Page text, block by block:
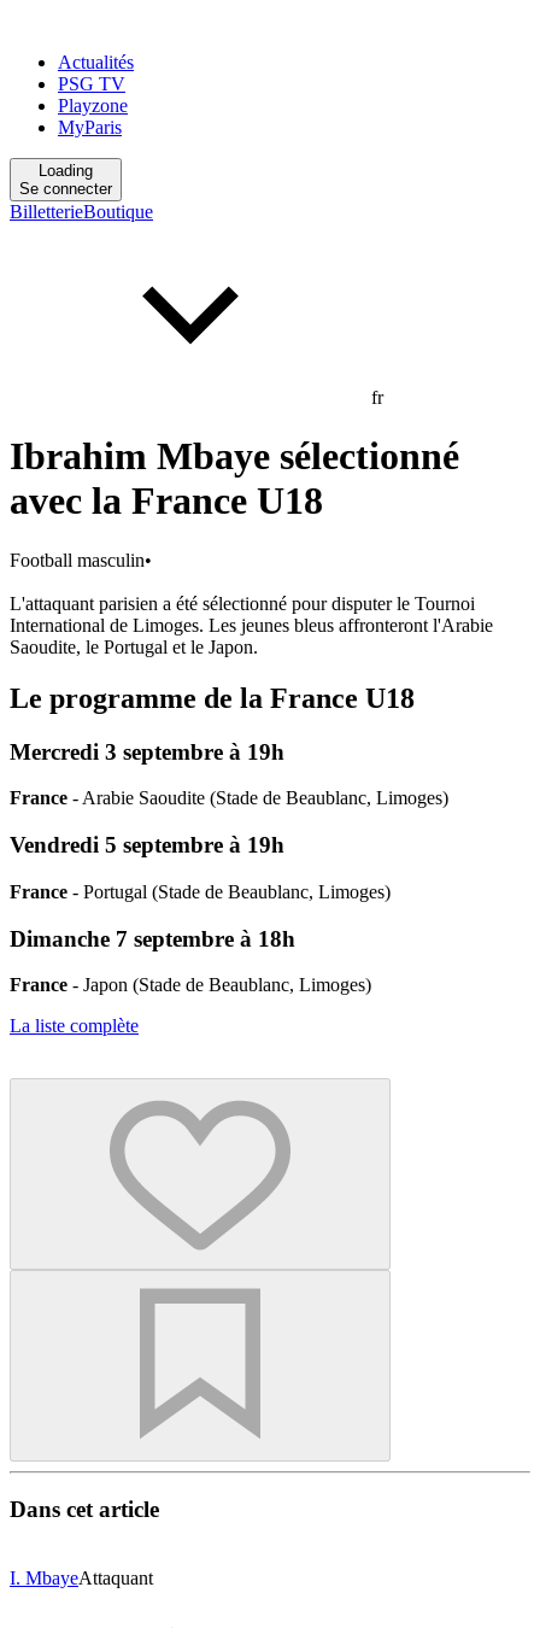
Actualités
PSG TV
Playzone
MyParis
Loading
Se connecter
BilletterieBoutique
fr
Ibrahim Mbaye sélectionné
avec la France U18
Football masculin•
L'attaquant parisien a été sélectionné pour disputer le Tournoi
International de Limoges. Les jeunes bleus affronteront l'Arabie
Saoudite, le Portugal et le Japon.
Le programme de la France U18
Mercredi 3 septembre à 19h
France - Arabie Saoudite (Stade de Beaublanc, Limoges)
Vendredi 5 septembre à 19h
France - Portugal (Stade de Beaublanc, Limoges)
Dimanche 7 septembre à 18h
France - Japon (Stade de Beaublanc, Limoges)
La liste complète
Dans cet article
I. MbayeAttaquant